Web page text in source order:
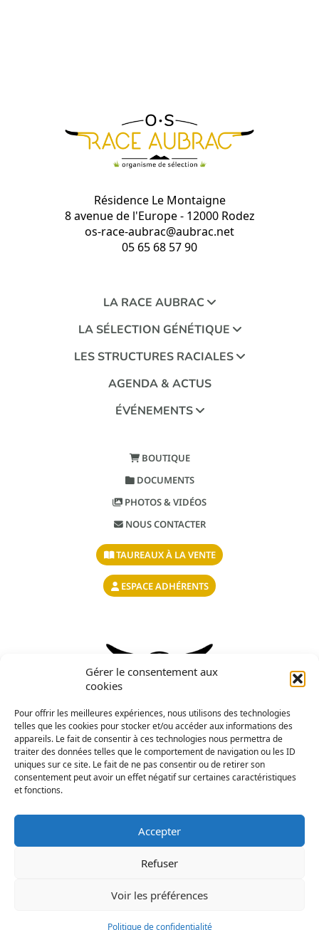
Gérer le consentement aux
cookies
Pour offrir les meilleures expériences, nous utilisons des technologies
telles que les cookies pour stocker et/ou accéder aux informations des
appareils. Le fait de consentir à ces technologies nous permettra de
traiter des données telles que le comportement de navigation ou les ID
uniques sur ce site. Le fait de ne pas consentir ou de retirer son
consentement peut avoir un effet négatif sur certaines caractéristiques
et fonctions.
Accepter
Refuser
Voir les préférences
Politique de confidentialité
Résidence Le Montaigne
8 avenue de l'Europe - 12000 Rodez
os-race-aubrac@aubrac.net
05 65 68 57 90
LA RACE AUBRAC
LA SÉLECTION GÉNÉTIQUE
LES STRUCTURES RACIALES
AGENDA & ACTUS
ÉVÉNEMENTS
BOUTIQUE
DOCUMENTS
PHOTOS & VIDÉOS
NOUS CONTACTER
TAUREAUX À LA VENTE
ESPACE ADHÉRENTS
conformément au Règlement Zootechnique Européen
n°2016/1012
Politique de Confidentialité| Conception & Développement :